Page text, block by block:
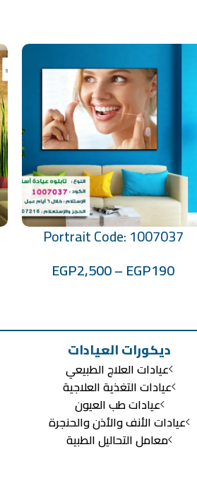
تحديد أحد الخيارات
Portrait Code: 1007037
EGP190
–
EGP2,500
ديكورات العيادات
عيادات العلاج الطبيعي
عيادات التغذية العلاجية
عيادات طب العيون
عيادات الأنف والأذن والحنجرة
معامل التحاليل الطبية